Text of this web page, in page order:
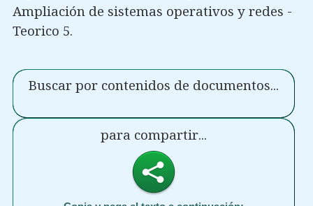
Ampliación de sistemas operativos y redes -
Teorico 5.
Buscar por contenidos de documentos...
para compartir...